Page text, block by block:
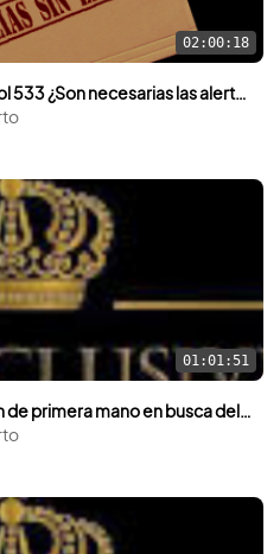
02:00:18
Tertulias sin edición Vol 533 ¿Son necesarias las alertas ovni?
01:01:51
OnlyFans. Expedición de primera mano en busca del Sasquach.